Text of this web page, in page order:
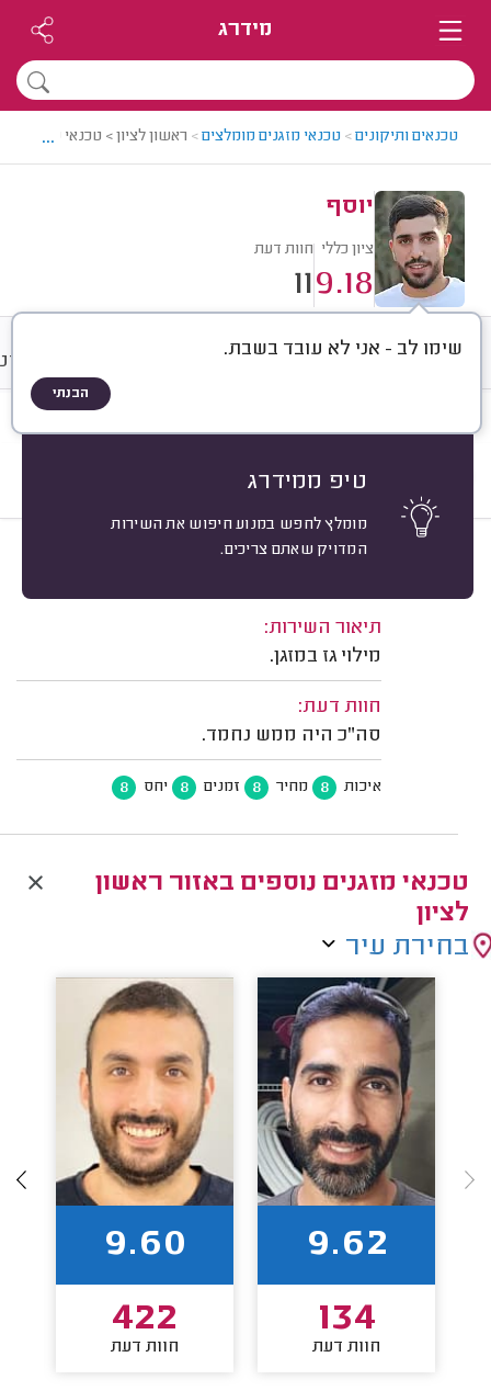
מידרג
טכנאים ותיקונים> טכנאי מזגנים מומלצים> ראשון לציון > טכנאי מזגנים
...
יוסף
ציון כללי
9.18
חוות דעת
11
שימו לב - אני לא עובד בשבת.
הבנתי
טיפ ממידרג
מומלץ לחפש במנוע חיפוש את השירות
המדויק שאתם צריכים.
חוות דעת מחירים
תיקונים
שיר א. תל אביב.
תיאור השירות:
מילוי גז במזגן.
חוות דעת:
סה"כ היה ממש נחמד.
איכות 8 מחיר 8 זמנים 8 יחס 8
טכנאי מזגנים נוספים באזור ראשון
לציון
בחירת עיר
9.62
134
חוות דעת
9.60
422
חוות דעת